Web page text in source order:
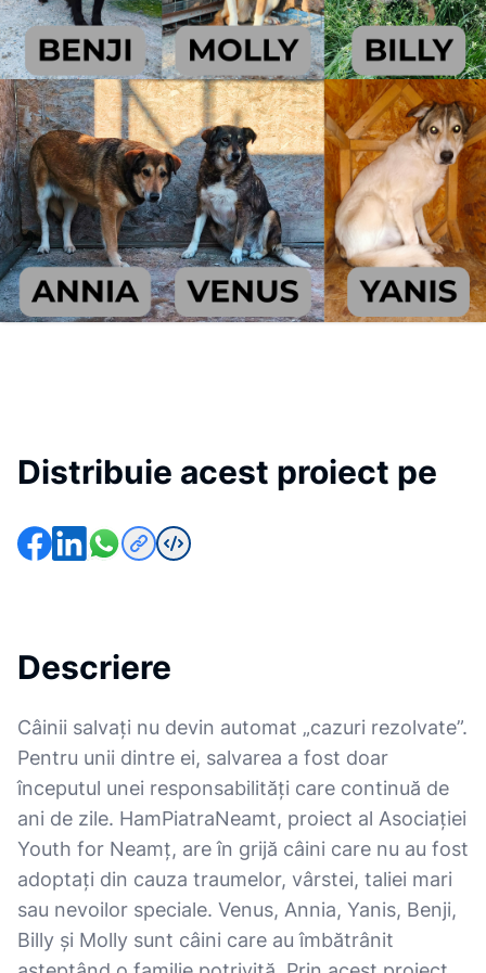
Distribuie acest proiect pe
Descriere
Câinii salvați nu devin automat „cazuri rezolvate”.
Pentru unii dintre ei, salvarea a fost doar
începutul unei responsabilități care continuă de
ani de zile. HamPiatraNeamt, proiect al Asociației
Youth for Neamț, are în grijă câini care nu au fost
adoptați din cauza traumelor, vârstei, taliei mari
sau nevoilor speciale. Venus, Annia, Yanis, Benji,
Billy și Molly sunt câini care au îmbătrânit